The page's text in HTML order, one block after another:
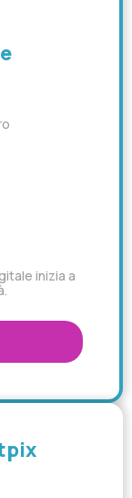
inizia a